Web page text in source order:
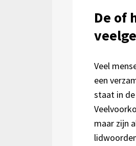
De of
Veel
een
staat in
maar zijn